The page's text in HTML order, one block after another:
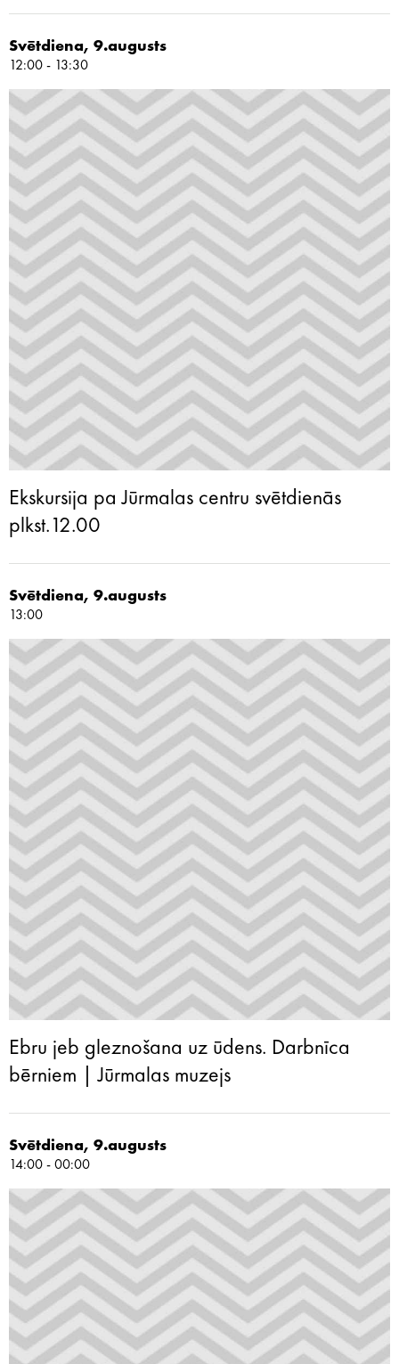
Svētdiena, 9.augusts
12:00 - 13:30
Ekskursija pa Jūrmalas centru svētdienās
plkst.12.00
Svētdiena, 9.augusts
13:00
Ebru jeb gleznošana uz ūdens. Darbnīca
bērniem | Jūrmalas muzejs
Svētdiena, 9.augusts
14:00 - 00:00